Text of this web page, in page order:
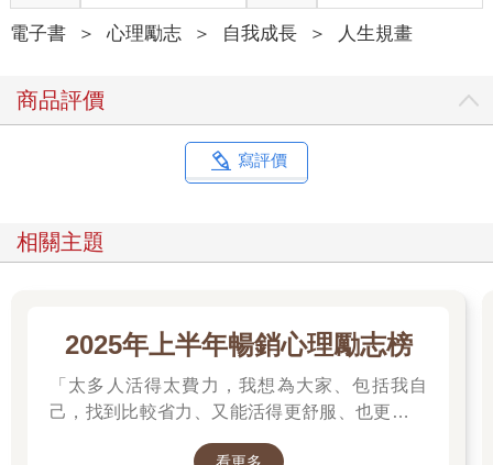
電子書 ＞ 心理勵志 ＞ 自我成長 ＞ 人生規畫
商品評價
寫評價
相關主題
2025年上半年暢銷心理勵志榜
「太多人活得太費力，我想為大家、包括我自
己，找到比較省力、又能活得更舒服、也更滿足
看更多